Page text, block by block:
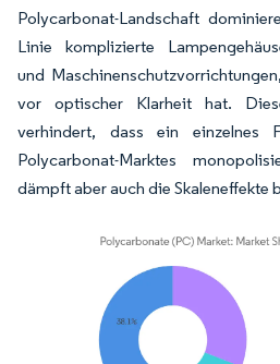
Polycarbonat-Landschaft
Linie komplizierte
und
vor optischer Klarheit hat.
verhindert, dass ein einzelnes
Polycarbonat-Marktes
dämpft aber auch die